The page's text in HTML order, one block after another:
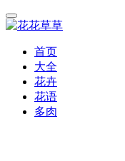
首页
大全
花卉
花语
多肉